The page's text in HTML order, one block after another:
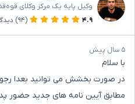
وکیل پایه یک مرکز وکلای
۴.۹
(۹۴)
۵ سال پیش
با سلام
در صورت بخشش می توانید بعدا
مطابق آیین نامه های جدید حضور